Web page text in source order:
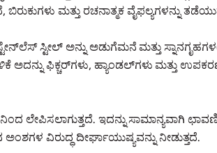
ಮತ್ತು ರಚನಾತ್ಮಕ ವೈಫಲ್ಯಗಳನ್ನು
ಸ್ಟೀಲ್ ಅನ್ನು ಅಡುಗೆಮನೆ ಮತ್ತು
ಅದನ್ನು ಫಿಕ್ಚರ್‌ಗಳು, ಹ್ಯಾಂಡಲ್‌ಗಳು ಮತ್ತು
ಲೇಪಿಸಲಾಗುತ್ತದೆ. ಇದನ್ನು ಸಾಮಾನ್ಯವಾಗಿ
ವಿರುದ್ಧ ದೀರ್ಘಾಯುಷ್ಯವನ್ನು ನೀಡುತ್ತದೆ.